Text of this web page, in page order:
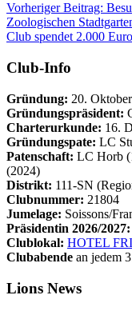
Vorheriger Beitrag:
Zoologischen
Club spendet 2.000
Club-Info
Gründung: 20.
Gründungspräsident:
Charterurkunde: 16.
Gründungspate: LC
Patenschaft: LC Horb
(2024)
Distrikt: 111-SN
Clubnummer: 21804
Jumelage: Soissons/
Präsidentin 2026/2027:
Clublokal: HOTEL
Clubabende an jedem
Lions News